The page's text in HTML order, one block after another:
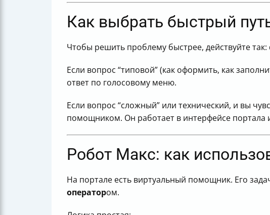
Как выбрать быстрый
Чтобы решить проблему быстрее, действуйте
Если вопрос “типовой” (как оформить, как
ответ по голосовому меню.
Если вопрос “сложный” или технический, и вы
помощником. Он работает в интерфейсе
Робот Макс: как
На портале есть виртуальный помощник. Его
оператором.